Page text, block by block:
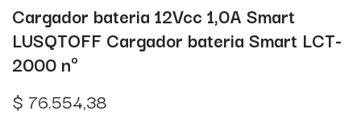
Cargador bateria 12Vcc 1,0A Smart
LUSQTOFF Cargador bateria Smart LCT-
2000 nº
$ 76.554,38